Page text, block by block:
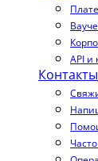
API и
Контакты